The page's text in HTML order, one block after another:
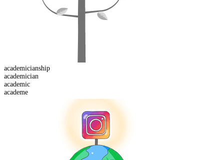
academicianship
academician
academic
academe